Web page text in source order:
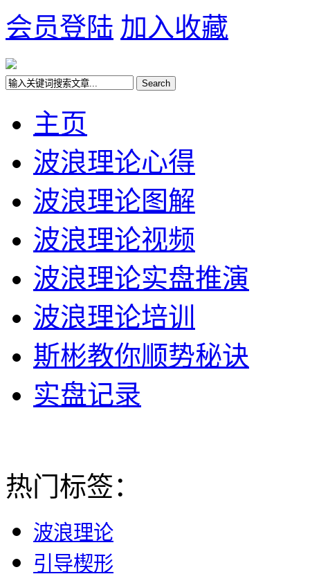
会员登陆 加入收藏
主页
波浪理论心得
波浪理论图解
波浪理论视频
波浪理论实盘推演
波浪理论培训
斯彬教你顺势秘诀
实盘记录
热门标签：
波浪理论
引导楔形